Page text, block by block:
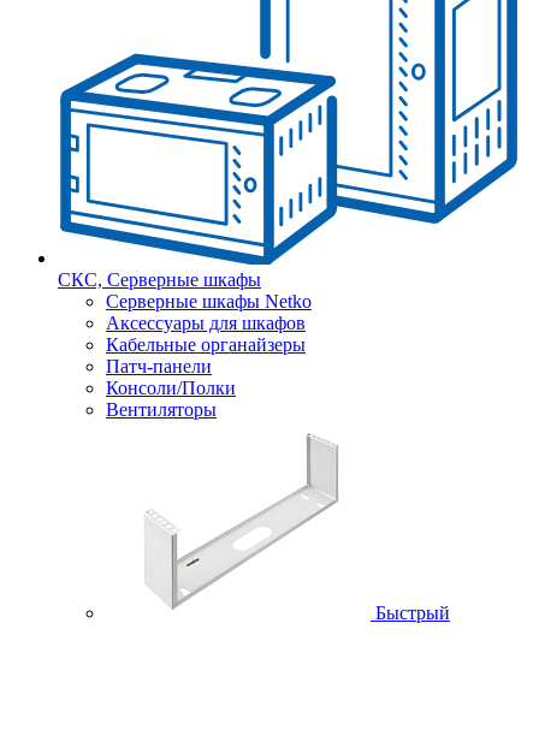
СКС, Серверные шкафы
Серверные шкафы Netko
Аксессуары для шкафов
Кабельные органайзеры
Патч-панели
Консоли/Полки
Вентиляторы
Быстрый